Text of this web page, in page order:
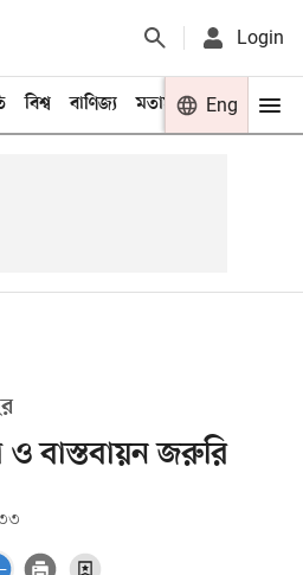
Login
বিশ্ব বাণিজ্য মতামত খেলা
Eng
ও বাস্তবায়ন জরুরি